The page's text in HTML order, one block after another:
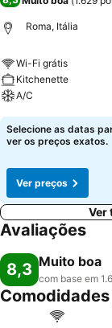
Roma, Itália
Wi-Fi grátis
Kitchenette
A/C
Ver preços
Selecione as datas
ver os preços exatos.
Ver preços
Ver
Avaliações
8,3 Muito boa
com base em